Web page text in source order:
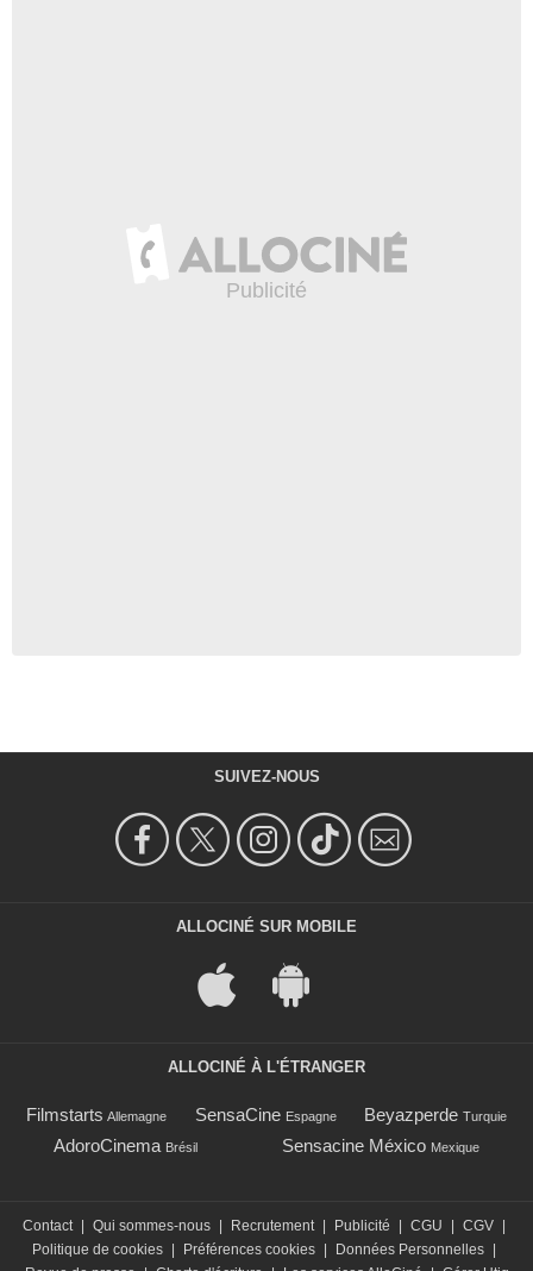
SUIVEZ-NOUS
ALLOCINÉ SUR MOBILE
ALLOCINÉ À L'ÉTRANGER
Filmstarts Allemagne SensaCine Espagne Beyazperde Turquie
AdoroCinema Brésil Sensacine México Mexique
Contact Qui sommes-nous Recrutement Publicité CGU CGV
Politique de cookies
Préférences cookies Données Personnelles